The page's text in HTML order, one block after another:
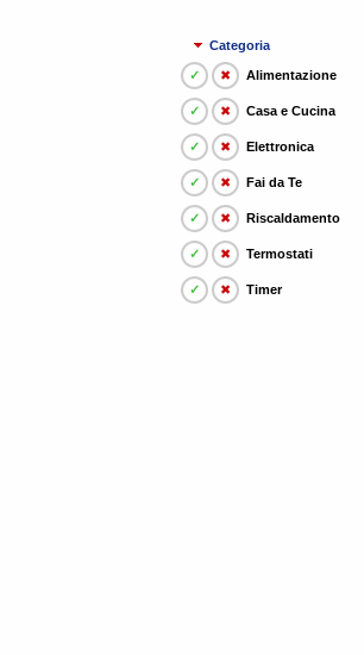
Categoria
✓ ✖ Alimentazione
✓ ✖ Casa e Cucina
✓ ✖ Elettronica
✓ ✖ Fai da Te
✓ ✖ Riscaldamento
✓ ✖ Termostati
✓ ✖ Timer